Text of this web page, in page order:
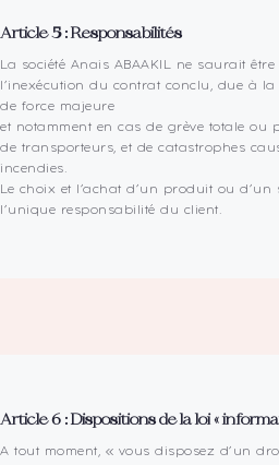
Article 5 : Responsabilités
La société Anais ABAAKIL ne saurait
l’inexécution du contrat conclu, due à la
de force majeure
et notamment en cas de grève totale ou
de transporteurs, et de catastrophes
incendies.
Le choix et l’achat d’un produit ou d’un
l’unique responsabilité du client.
Article 6 : Dispositions de la loi «
A tout moment, « vous disposez d’un